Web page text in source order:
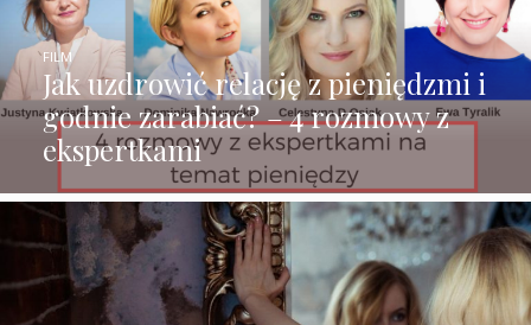
Jak uzdrowić relację z pieniędzmi i
godnie zarabiać? – 4 rozmowy z
ekspertkami
FILM